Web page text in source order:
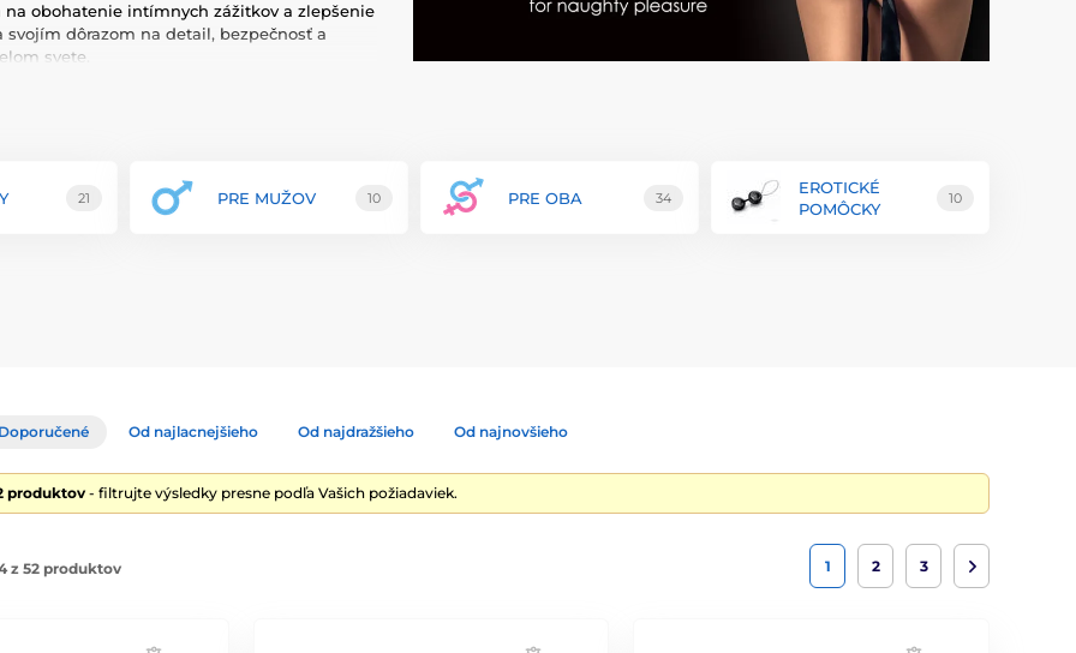
obohatenie intímnych zážitkov a zlepšenie
dôrazom na detail, bezpečnosť a
svete.
pohodlie a dlhú životnosť každého
vrátane pút, obojkov, bičíkov, masiek,
Objavte nové dimenzie potešenia s
21 PRE MUŽOV 10 PRE OBA 34
EROTICKÉ
POMÔCKY
10
Doporučené Od najlacnejšieho Od najdražšieho Od najnovšieho
produktov - filtrujte výsledky presne podľa Vašich požiadaviek.
z 52 produktov 1 2 3